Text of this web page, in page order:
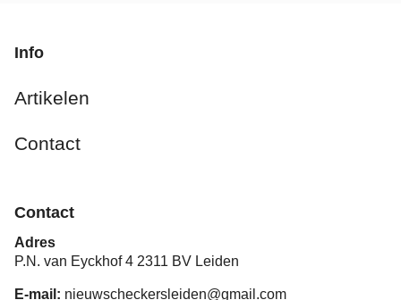
Info
Artikelen
Contact
Contact
Adres
P.N. van Eyckhof 4 2311 BV Leiden
E-mail: nieuwscheckersleiden@gmail.com